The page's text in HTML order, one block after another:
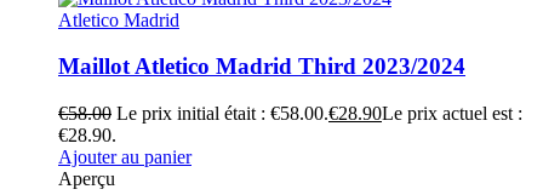
Atletico Madrid
Maillot Atletico Madrid Third 2023/2024
€58.00 Le prix initial était : €58.00.€28.90Le prix actuel est :
€28.90.
Ajouter au panier
Aperçu